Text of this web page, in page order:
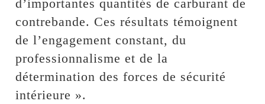
d’importantes quantités de carburant de
contrebande. Ces résultats témoignent
de l’engagement constant, du
professionnalisme et de la
détermination des forces de sécurité
intérieure ».